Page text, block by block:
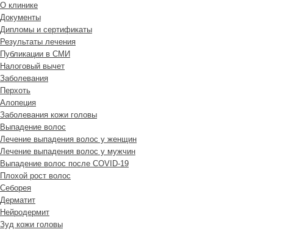
О клинике
Документы
Дипломы и сертификаты
Результаты лечения
Публикации в СМИ
Налоговый вычет
Заболевания
Перхоть
Алопеция
Заболевания кожи головы
Выпадение волос
Лечение выпадения волос у женщин
Лечение выпадения волос у мужчин
Выпадение волос после COVID-19
Плохой рост волос
Cеборея
Дерматит
Нейродермит
Зуд кожи головы